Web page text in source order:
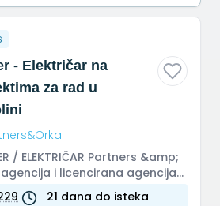
- Električar na
za rad u
/ ELEKTRIČAR Partners &amp;
i licencirana agencija
21 dana do isteka